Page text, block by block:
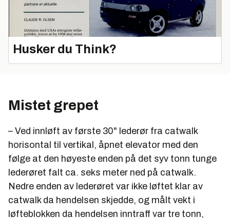
Husker du Think?
Mistet grepet
– Ved innløft av første 30" lederør fra catwalk
horisontal til vertikal, åpnet elevator med den
følge at den høyeste enden på det syv tonn tunge
lederøret falt ca. seks meter ned på catwalk.
Nedre enden av lederøret var ikke løftet klar av
catwalk da hendelsen skjedde, og målt vekt i
løfteblokken da hendelsen inntraff var tre tonn,